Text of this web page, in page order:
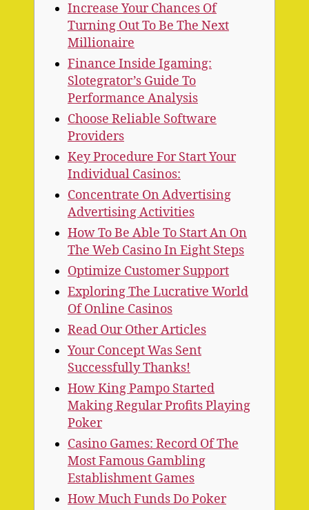
Increase Your Chances Of
Turning Out To Be The Next
Millionaire
Finance Inside Igaming:
Slotegrator’s Guide To
Performance Analysis
Choose Reliable Software
Providers
Key Procedure For Start Your
Individual Casinos:
Concentrate On Advertising
Advertising Activities
How To Be Able To Start An On
The Web Casino In Eight Steps
Optimize Customer Support
Exploring The Lucrative World
Of Online Casinos
Read Our Other Articles
Your Concept Was Sent
Successfully Thanks!
How King Pampo Started
Making Regular Profits Playing
Poker
Casino Games: Record Of The
Most Famous Gambling
Establishment Games
How Much Funds Do Poker